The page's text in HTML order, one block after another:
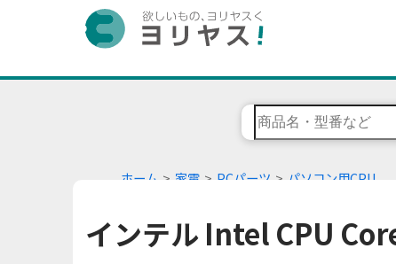
ホーム 家電 PCパーツ パソコン用CPU
インテル Intel CPU